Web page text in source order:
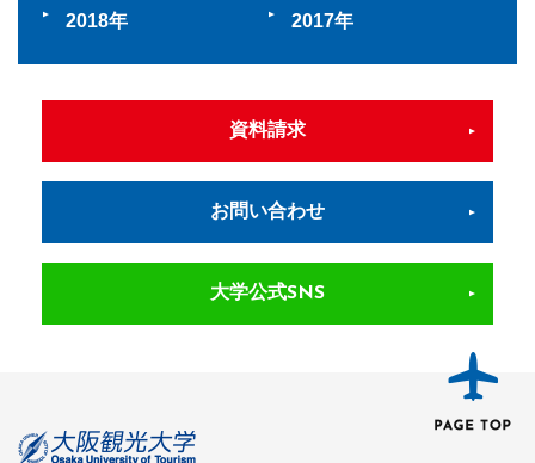
2018
2017
資料請求
お問い合わせ
大学公式SNS